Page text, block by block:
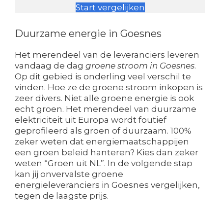
Start vergelijken
Duurzame energie in Goesnes
Het merendeel van de leveranciers leveren
vandaag de dag groene stroom in Goesnes.
Op dit gebied is onderling veel verschil te
vinden. Hoe ze de groene stroom inkopen is
zeer divers. Niet alle groene energie is ook
echt groen. Het merendeel van duurzame
elektriciteit uit Europa wordt foutief
geprofileerd als groen of duurzaam. 100%
zeker weten dat energiemaatschappijen
een groen beleid hanteren? Kies dan zeker
weten “Groen uit NL”. In de volgende stap
kan jij onvervalste groene
energieleveranciers in Goesnes vergelijken,
tegen de laagste prijs.